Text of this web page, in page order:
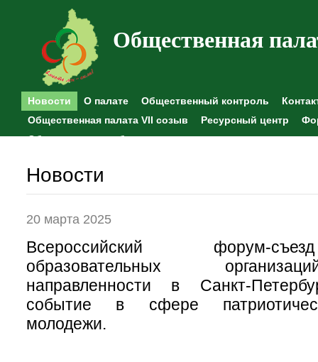
Общественная
Новости О палате Общественный контроль
Общественная палата VII созыв
Ресурсный центр
Общественные наблюдения
Новости
20 марта 2025
Всероссийский форум-
образовательных
направленности в Санкт-
событие в сфере
молодежи.